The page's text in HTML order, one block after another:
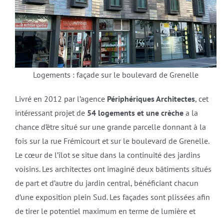
Logements : façade sur le boulevard de Grenelle
Livré en 2012 par l’agence Périphériques Architectes, cet
intéressant projet de 54 logements et une crèchea la
chance d’être situé sur une grande parcelle donnant à la
fois sur la rue Frémicourt et sur le boulevard de Grenelle.
Le cœur de l’îlot se situe dans la continuité des jardins
voisins. Les architectes ont imaginé deux bâtiments situés
de part et d’autre du jardin central, bénéficiant chacun
d’une exposition plein Sud. Les façades sont plissées afin
de tirer le potentiel maximum en terme de lumière et